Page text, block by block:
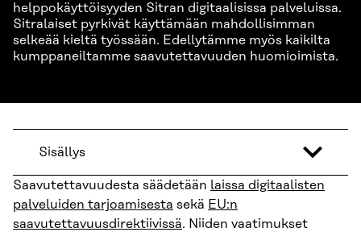
helppokäyttöisyyden Sitran digitaalisissa palveluissa.
Sitralaiset pyrkivät käyttämään mahdollisimman
selkeää kieltä työssään. Edellytämme myös kaikilta
kumppaneiltamme saavutettavuuden huomioimista.
Sisällys
Saavutettavuudesta säädetään laissa digitaalisten
palveluiden tarjoamisesta sekä EU:n
saavutettavuusdirektiivissä. Niiden vaatimukset